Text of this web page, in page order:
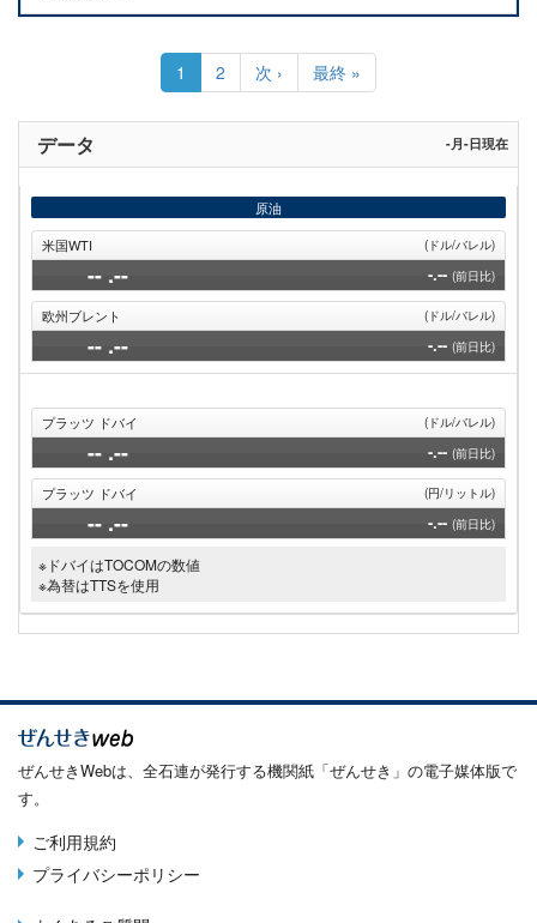
送
り
カ
レ
ン
ペ
1 Page
2
次
ペ
ー
次 ›
最
終
ペ
ジ
最終 »
データ -月-日現在
原油
米国WTI
(ドル/バレル)
-- .-- -.-- (前日比)
欧州ブレント (ドル/バレル)
-- .-- -.-- (前日比)
プラッツ ドバイ (ドル/バレル)
-- .-- -.-- (前日比)
プラッツ ドバイ (円/リットル)
-- .-- -.-- (前日比)
※ドバイはTOCOMの数値
※為替はTTSを使用
ぜんせきWebは、全石連が発行する機関紙「ぜんせき」の電子媒体版で
す。
Terms
menu
ご利用規約
プライバシーポリシー